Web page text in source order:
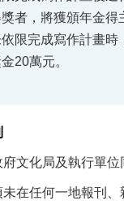
者，將獲頒年金得
限完成寫作計畫時
20萬元。
府文化局及執行單位
未在任何一地報刊